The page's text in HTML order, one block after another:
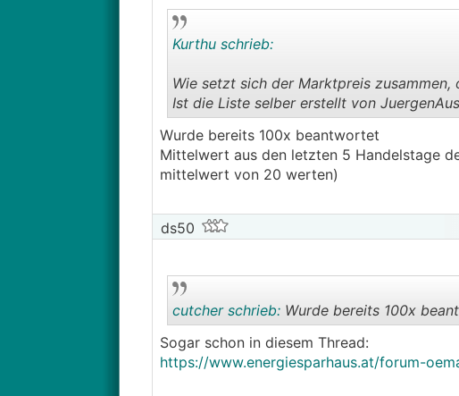
Kurthu schrieb:
Wie setzt sich der Marktpreis zusammen,
Ist die Liste selber erstellt von
Wurde bereits 100x beantwortet
Mittelwert aus den letzten 5 Handelstage
mittelwert von 20 werten)
ds50
cutcher schrieb:Wurde bereits 100x
Sogar schon in diesem Thread:
https://www.energiesparhaus.at/forum-